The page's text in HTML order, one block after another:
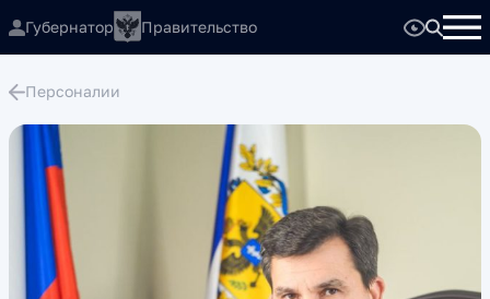
Губернатор Правительство
Персоналии